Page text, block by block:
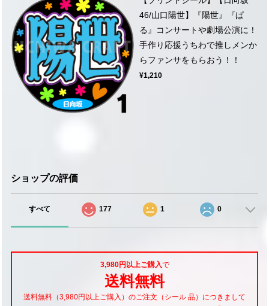
46/山口陽世】『陽世』『ぱ
る』コンサートや劇場公演に！
手作り応援うちわで推しメンか
らファンサをもらおう！！
¥1,210
ショップの評価
すべて 177 1 0
3,980円以上ご購入で
送料無料
送料無料（3,980円以上ご購入）のご注文（シール 品）につきまして